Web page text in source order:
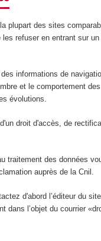
plupart des sites
les refuser en entrant sur
informations de
et le comportement
évolutions.
droit d'accès, de
traitement des données
auprès de la Cnil.
d'abord l’éditeur du
dans l’objet du courrier